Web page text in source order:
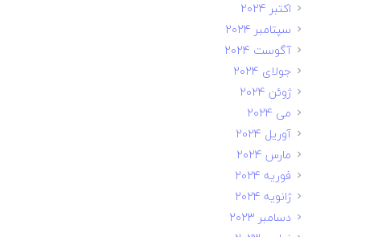
اکتبر 2024
سپتامبر 2024
آگوست 2024
جولای 2024
ژوئن 2024
می 2024
آوریل 2024
مارس 2024
فوریه 2024
ژانویه 2024
دسامبر 2023